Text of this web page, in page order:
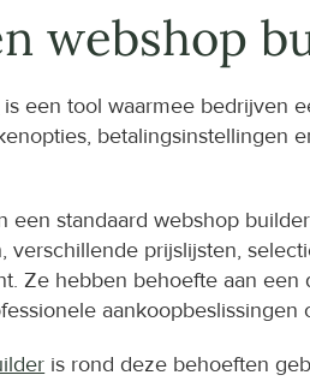
webshop
is een tool waarmee bedrijven
betalingsinstellingen
een standaard webshop
verschillende prijslijsten,
Ze hebben behoefte aan
aankoopbeslissingen
is rond deze behoeften